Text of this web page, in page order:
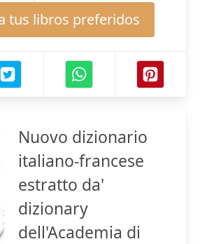
tus libros preferidos
Nuovo dizionario
italiano-francese
estratto da'
dizionary
dell'Academia di